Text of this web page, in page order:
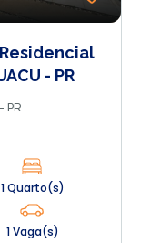
- PR
PR
1 Quarto(s)
1 Vaga(s)